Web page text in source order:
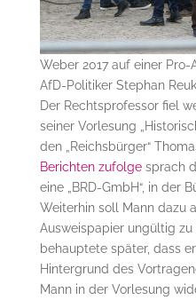
Weber 2017 auf einer
AfD-Politiker Stephan
Der Rechtsprofessor fiel
seiner Vorlesung
den „Reichsbürger“
Berichten zufolgesprach
eine „BRD-GmbH“, in der
Weiterhin soll Mann dazu
Ausweispapier ungültig
behauptete später, dass
Hintergrund des
Mann in der Vorlesung